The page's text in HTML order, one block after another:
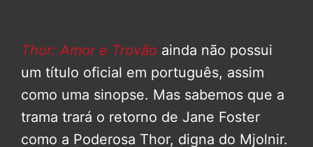
Thor: Amor e Trovão ainda não possui
um título oficial em português, assim
como uma sinopse. Mas sabemos que a
trama trará o retorno de Jane Foster
como a Poderosa Thor, digna do Mjolnir.